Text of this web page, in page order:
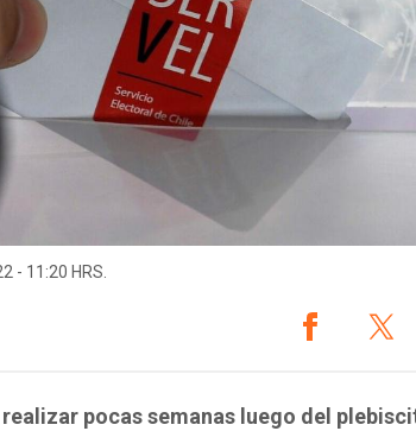
- 11:20 HRS.
pocas semanas luego del